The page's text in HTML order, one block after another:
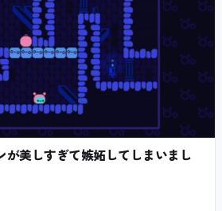
が美しすぎて嫉妬してしまいまし